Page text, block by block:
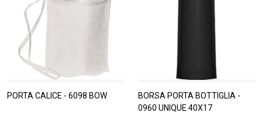
PORTA CALICE - 6098 BOW
BORSA PORTA BOTTIGLIA -
0960 UNIQUE 40X17